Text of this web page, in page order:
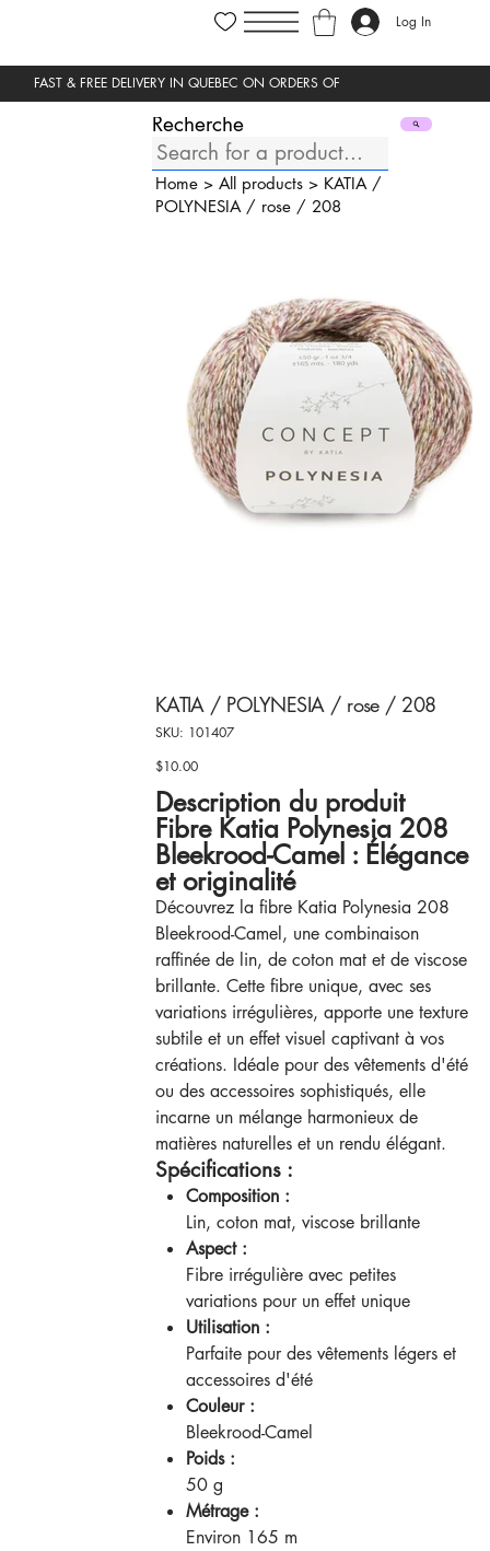
Log In
Recherche
Home> All products> KATIA /
POLYNESIA / rose / 208
KATIA / POLYNESIA / rose / 208
SKU:
SKU
101407
101407
Price
$10.00
Description du produit
Fibre Katia Polynesia 208
Bleekrood-Camel : Élégance
et originalité
Découvrez la fibre Katia Polynesia 208
Bleekrood-Camel, une combinaison
raffinée de lin, de coton mat et de viscose
brillante. Cette fibre unique, avec ses
variations irrégulières, apporte une texture
subtile et un effet visuel captivant à vos
créations. Idéale pour des vêtements d'été
ou des accessoires sophistiqués, elle
incarne un mélange harmonieux de
matières naturelles et un rendu élégant.
Spécifications :
Composition :
Lin, coton mat, viscose brillante
Aspect :
Fibre irrégulière avec petites
variations pour un effet unique
Utilisation :
Parfaite pour des vêtements légers et
accessoires d'été
Couleur :
Bleekrood-Camel
Poids :
50 g
Métrage :
Environ 165 m